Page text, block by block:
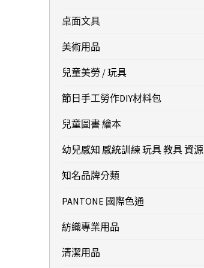
桌面文具
美術用品
兒童美勞 / 玩具
節日手工勞作DIY材料包
兒童圖書 繪本
幼兒感知 感統訓練 玩具 教具 資源
知名品牌分類
PANTONE 國際色通
紡織專業用品
清潔用品